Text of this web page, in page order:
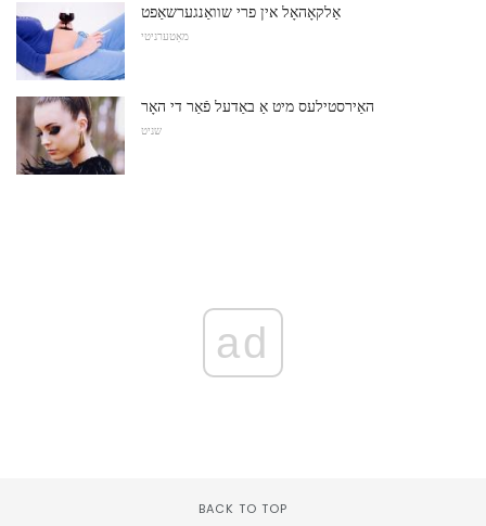
אַלקאָהאָל אין פרי שוואַנגערשאַפט
מאַטערניטי
האַירסטילעס מיט אַ באַדעל פֿאַר די האָר
שניט
ad
BACK TO TOP